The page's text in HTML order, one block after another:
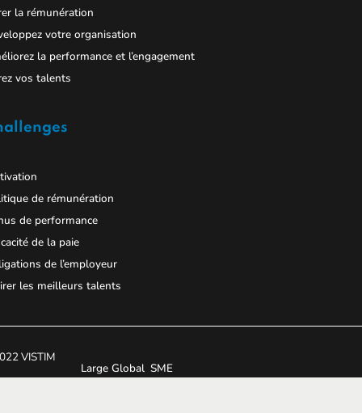
la rémunération
votre organisation
la performance et l’engagement
vos talents
de rémunération
de performance
de la paie
de l’employeur
les meilleurs talents
VISTIM
Large Global SME